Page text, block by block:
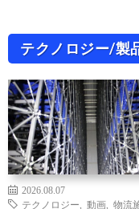
テクノロジー/製
2026.08.07
テクノロジー
動画 物流